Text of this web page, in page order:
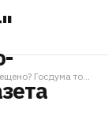
только думает над запретом